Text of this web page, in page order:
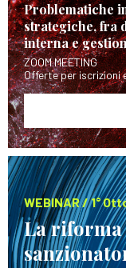
Problematiche
strategiche, fra
interna e
ZOOM MEETING
Offerte per iscrizioni
WEBINAR / 1°
La riforma